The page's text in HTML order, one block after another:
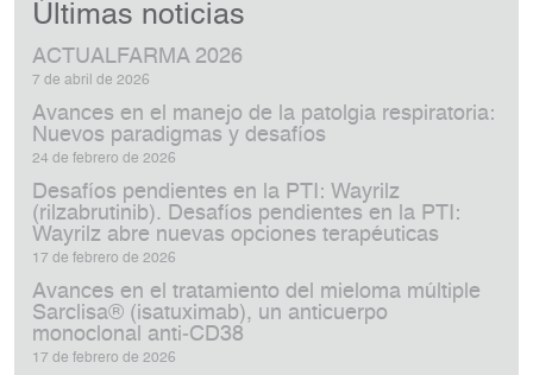
Últimas noticias
ACTUALFARMA 2026
7 de abril de 2026
Avances en el manejo de la patolgia respiratoria:
Nuevos paradigmas y desafíos
24 de febrero de 2026
Desafíos pendientes en la PTI: Wayrilz
(rilzabrutinib). Desafíos pendientes en la PTI:
Wayrilz abre nuevas opciones terapéuticas
17 de febrero de 2026
Avances en el tratamiento del mieloma múltiple
Sarclisa® (isatuximab), un anticuerpo
monoclonal anti‑CD38
17 de febrero de 2026